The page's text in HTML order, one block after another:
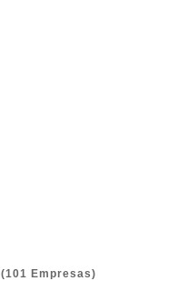
(101 Empresas)